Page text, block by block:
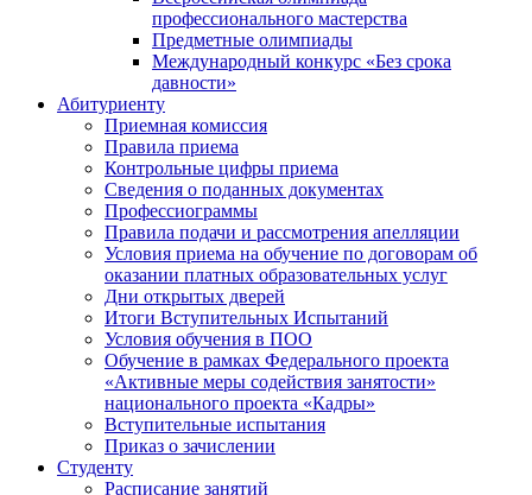
профессионального мастерства
Предметные олимпиады
Международный конкурс «Без срока
давности»
Абитуриенту
Приемная комиссия
Правила приема
Контрольные цифры приема
Сведения о поданных документах
Профессиограммы
Правила подачи и рассмотрения апелляции
Условия приема на обучение по договорам об
оказании платных образовательных услуг
Дни открытых дверей
Итоги Вступительных Испытаний
Условия обучения в ПОО
Обучение в рамках Федерального проекта
«Активные меры содействия занятости»
национального проекта «Кадры»
Вступительные испытания
Приказ о зачислении
Студенту
Расписание занятий